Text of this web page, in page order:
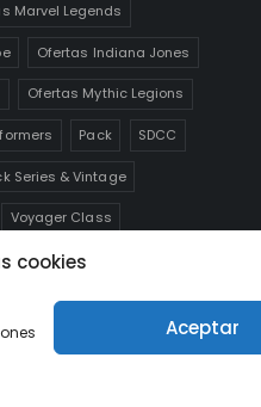
cookies
Aceptar
Marvel Legends
Ofertas Indiana Jones
Ofertas Mythic Legions
Pack SDCC
Series & Vintage
Voyager Class
Últimas unidades